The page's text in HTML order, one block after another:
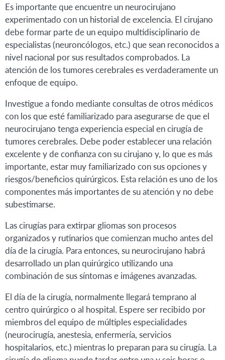
Es importante que encuentre un neurocirujano
experimentado con un historial de excelencia. El cirujano
debe formar parte de un equipo multidisciplinario de
especialistas (neuroncólogos, etc.) que sean reconocidos a
nivel nacional por sus resultados comprobados. La
atención de los tumores cerebrales es verdaderamente un
enfoque de equipo.
Investigue a fondo mediante consultas de otros médicos
con los que esté familiarizado para asegurarse de que el
neurocirujano tenga experiencia especial en cirugía de
tumores cerebrales. Debe poder establecer una relación
excelente y de confianza con su cirujano y, lo que es más
importante, estar muy familiarizado con sus opciones y
riesgos/beneficios quirúrgicos. Esta relación es uno de los
componentes más importantes de su atención y no debe
subestimarse.
Las cirugías para extirpar gliomas son procesos
organizados y rutinarios que comienzan mucho antes del
día de la cirugía. Para entonces, su neurocirujano habrá
desarrollado un plan quirúrgico utilizando una
combinación de sus síntomas e imágenes avanzadas.
El día de la cirugía, normalmente llegará temprano al
centro quirúrgico o al hospital. Espere ser recibido por
miembros del equipo de múltiples especialidades
(neurocirugía, anestesia, enfermería, servicios
hospitalarios, etc.) mientras lo preparan para su cirugía. La